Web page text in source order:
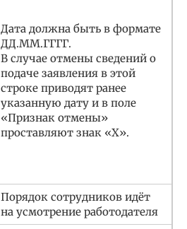
Дата должна быть в формате
ДД.ММ.ГГГГ.
В случае отмены сведений о
подаче заявления в этой
строке приводят ранее
указанную дату и в поле
«Признак отмены»
проставляют знак «X».
Порядок сотрудников идёт
на усмотрение работодателя